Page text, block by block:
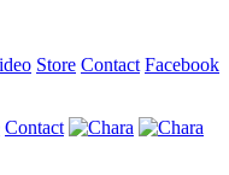
Store Contact Facebook
Contact